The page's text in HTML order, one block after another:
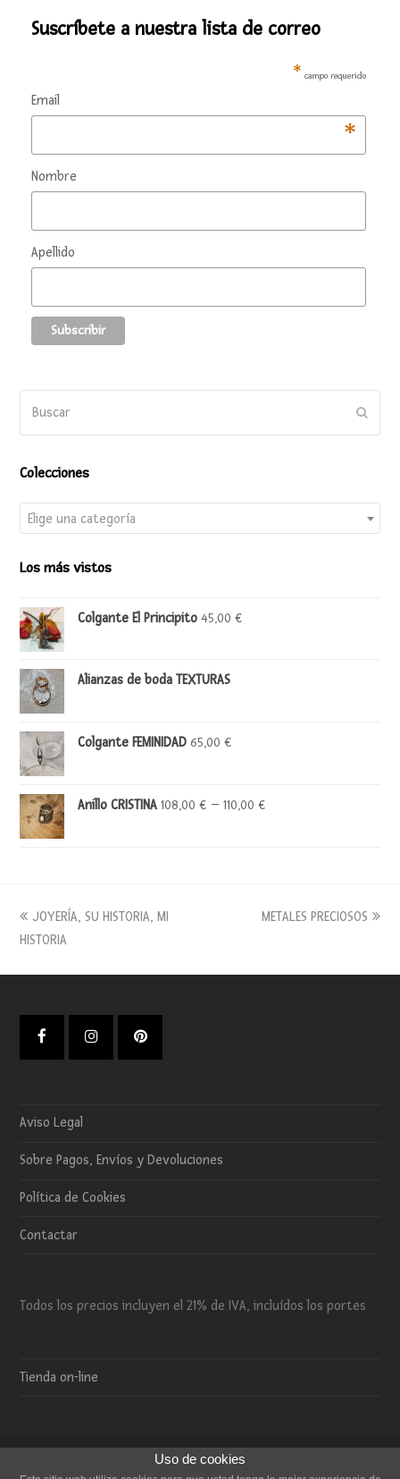
Suscríbete a nuestra lista de correo
* campo requerido
Email
*
Nombre
Apellido
Colecciones
Elige una categoría
Los más vistos
Colgante El Principito 45,00€
Alianzas de boda TEXTURAS
Colgante FEMINIDAD 65,00€
Anillo CRISTINA 108,00€ –110,00€
previous
post:
JOYERÍA, SU HISTORIA, MI
HISTORIA
next
METALES PRECIOSOS
FacebookInstagramPinterest
Aviso Legal
Sobre Pagos, Envíos y Devoluciones
Política de Cookies
Contactar
Todos los precios incluyen el 21% de IVA, incluídos los portes
Tienda on-line
Copyright 2015 El Trébol de 4 - Todos los derechos reservados.
Uso de cookies